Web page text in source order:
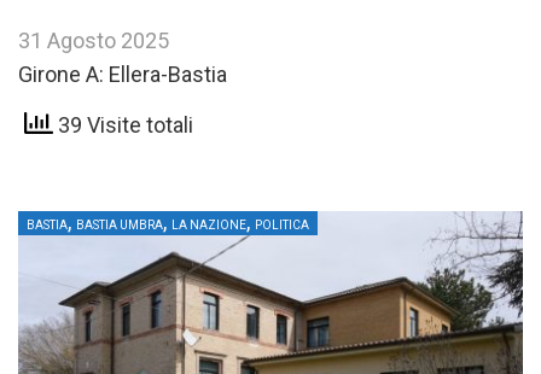
31 Agosto 2025
Girone A: Ellera-Bastia
39 Visite totali
BASTIA, BASTIA UMBRA, LA NAZIONE, POLITICA